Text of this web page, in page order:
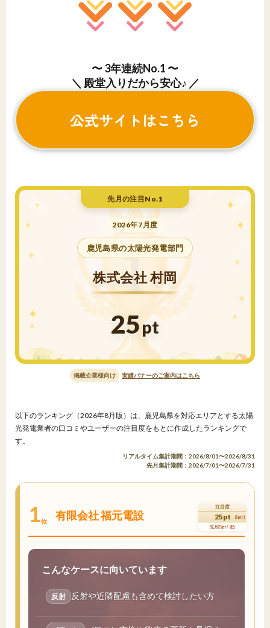
〜 3年連続No.1 〜
＼ 殿堂入りだから安心♪ ／
公式サイトはこちら
先月の注目No.1
2026年7月度
鹿児島県の太陽光発電部門
株式会社 村岡
25pt
掲載企業様向け 実績バナーのご案内はこちら
以下のランキング（2026年8月版）は、鹿児島県を対応エリアとする太陽
光発電業者の口コミやユーザーの注目度をもとに作成したランキングで
す。
リアルタイム集計期間：2026/8/01〜2026/8/31
先月集計期間：2026/7/01〜2026/7/31
1位 有限会社 福元電設
注目度
25pt (3pt↑)
先月22pt / 2位
こんなケースに向いています
反射 反射や近隣配慮も含めて検討したい方